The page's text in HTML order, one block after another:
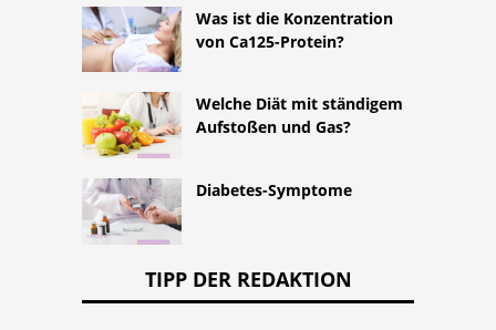
Was ist die Konzentration
von Ca125-Protein?
Welche Diät mit ständigem
Aufstoßen und Gas?
Diabetes-Symptome
TIPP DER REDAKTION